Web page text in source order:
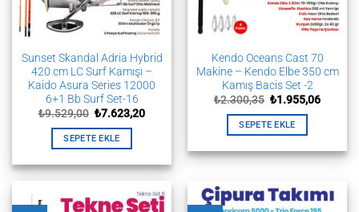
Sunset Skandal Adria Hybrid
420 cm LC Surf Kamışı –
Kaido Asura Series 12000
6+1 Bb Surf Set-16
₺9.529,00 Orijinal
₺9.529,00.
₺7.623,20Şu
SEPETE EKLE
Kendo Oceans Cast 70
Makine – Kendo Elbe 350 cm
Kamış Bacis Set -2
₺2.300,35 Orijinal
₺2.300,35.
₺1.955,06Şu
SEPETE EKLE